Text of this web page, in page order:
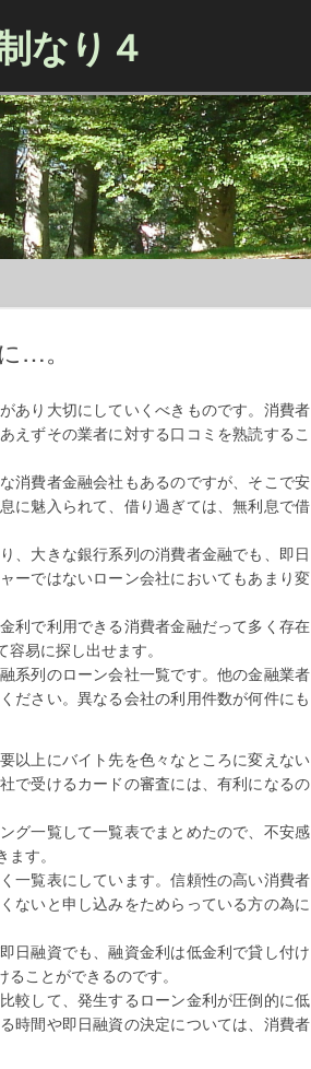
なり４
…。
あり大切にしていくべきものです。消費者
えずその業者に対する口コミを熟読するこ
消費者金融会社もあるのですが、そこで安
に魅入られて、借り過ぎては、無利息で借
、大きな銀行系列の消費者金融でも、即日
ーではないローン会社においてもあまり変
利で利用できる消費者金融だって多く存在
易に探し出せます。
系列のローン会社一覧です。他の金融業者
ださい。異なる会社の利用件数が何件にも
以上にバイト先を色々なところに変えない
で受けるカードの審査には、有利になるの
グ一覧して一覧表でまとめたので、不安感
す。
一覧表にしています。信頼性の高い消費者
ないと申し込みをためらっている方の為に
日融資でも、融資金利は低金利で貸し付け
ことができるのです。
較して、発生するローン金利が圧倒的に低
時間や即日融資の決定については、消費者